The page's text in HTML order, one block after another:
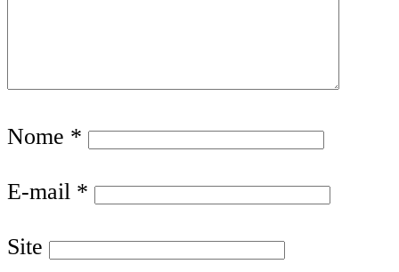
Nome *
E-mail *
Site